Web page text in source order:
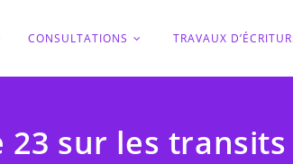
CONSULTATIONS TRAVAUX
sur les transits